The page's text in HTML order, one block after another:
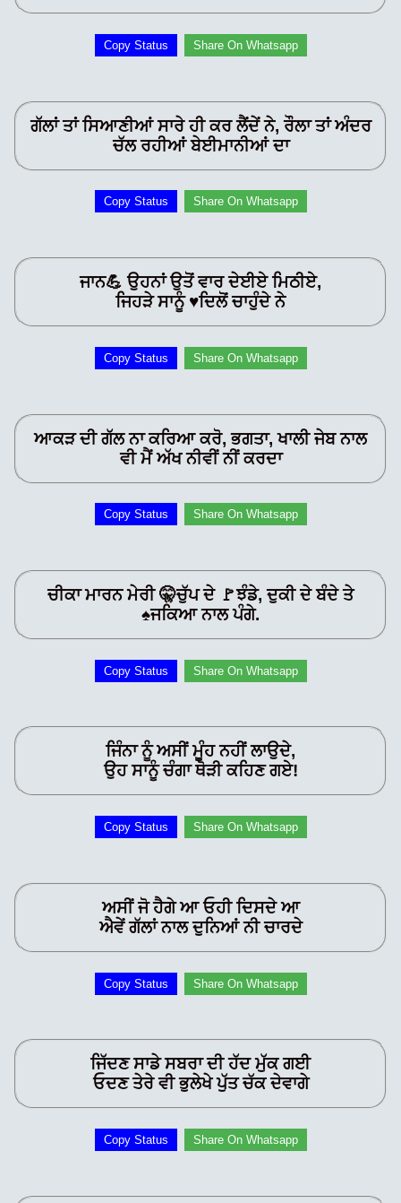
Copy Status Share On Whatsapp
ਗੱਲਾਂ ਤਾਂ ਸਿਆਣੀਆਂ ਸਾਰੇ ਹੀ ਕਰ ਲੈਂਦੇਂ ਨੇ, ਰੌਲਾ ਤਾਂ ਅੰਦਰ
ਚੱਲ ਰਹੀਆਂ ਬੇਈਮਾਨੀਆਂ ਦਾ
Copy Status Share On Whatsapp
ਜਾਨ💪 ਉਹਨਾਂ ਉਤੋਂ ਵਾਰ ਦੇਈਏ ਮਿਠੀਏ,
ਜਿਹੜੇ ਸਾਨੂੰ ♥️ਦਿਲੋਂ ਚਾਹੁੰਦੇ ਨੇ
Copy Status Share On Whatsapp
ਆਕੜ ਦੀ ਗੱਲ ਨਾ ਕਰਿਆ ਕਰੋ, ਭਗਤਾ, ਖਾਲੀ ਜੇਬ ਨਾਲ
ਵੀ ਮੈਂ ਅੱਖ ਨੀਵੀਂ ਨੀਂ ਕਰਦਾ
Copy Status Share On Whatsapp
ਚੀਕਾ ਮਾਰਨ ਮੇਰੀ 🤫ਚੁੱਪ ਦੇ 🚩ਝੰਡੇ, ਦੁਕੀ ਦੇ ਬੰਦੇ ਤੇ
♠️ਜਕਿਆ ਨਾਲ ਪੰਗੇ.
Copy Status Share On Whatsapp
ਜਿੰਨਾ ਨੂੰ ਅਸੀਂ ਮੂੰਹ ਨਹੀਂ ਲਾਉਦੇ,
ਉਹ ਸਾਨੂੰ ਚੰਗਾ ਥੋੜੀ ਕਹਿਣ ਗਏ!
Copy Status Share On Whatsapp
ਅਸੀਂ ਜੋ ਹੈਗੇ ਆ ਓਹੀ ਦਿਸਦੇ ਆ
ਐਵੇਂ ਗੱਲਾਂ ਨਾਲ ਦੁਨਿਆਂ ਨੀ ਚਾਰਦੇ
Copy Status Share On Whatsapp
ਜਿੱਦਣ ਸਾਡੇ ਸਬਰਾ ਦੀ ਹੱਦ ਮੁੱਕ ਗਈ
ਓਦਣ ਤੇਰੇ ਵੀ ਭੁਲੇਖੇ ਪੁੱਤ ਚੱਕ ਦੇਵਾਗੇ
Copy Status Share On Whatsapp